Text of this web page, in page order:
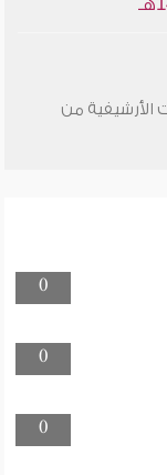
الأرشيفية من
0
0
0